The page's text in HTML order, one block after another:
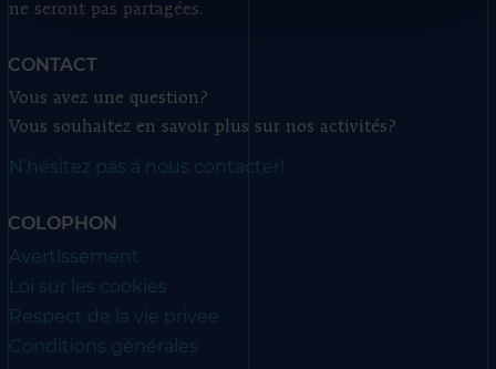
ne seront pas partagées.
CONTACT
Vous avez une question?
Vous souhaitez en savoir plus sur nos activités?
N’hésitez pas à nous contacter!
COLOPHON
Avertissement
Loi sur les cookies
Respect de la vie privée
Conditions générales